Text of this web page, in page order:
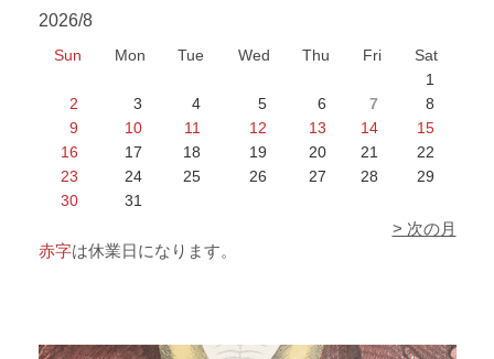
2026/8
Sun Mon Tue Wed Thu Fri
Sat
1
2
3 4 5 6 7
8
9
10 11 12 13 14
15
16
17 18 19 20 21
22
23
24 25 26 27 28
29
30
31
> 次の月
赤字は休業日になります。